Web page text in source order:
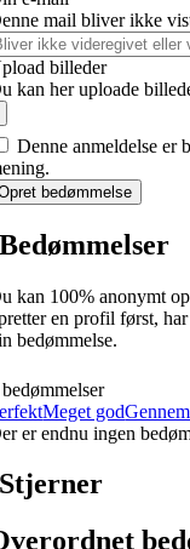
mail bliver ikke
billeder
kan her uploade
Denne anmeldelse er
bedømmelse
Bedømmelser
kan 100% anonymt
en profil først,
bedømmelse.
Meget god
er endnu ingen
Stjerner